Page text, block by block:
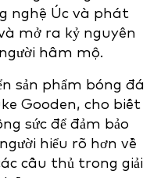
nghệ Úc và phát
mở ra kỷ nguyên
hâm mộ.
sản phẩm bóng đá
Gooden, cho biết
sức để đảm bảo
hiểu rõ hơn về
cầu thủ trong giải